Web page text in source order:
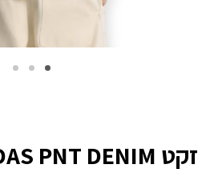
זקט ADIDAS PNT DENIM